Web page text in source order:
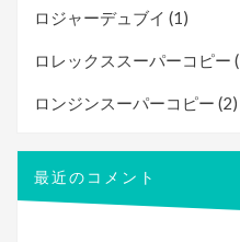
ロジャーデュブイ (1)
ロレックススーパーコピー
ロンジンスーパーコピー (2)
最近のコメント